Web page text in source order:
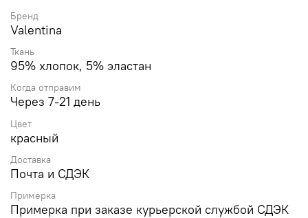
Бренд
Valentina
Ткань
95% хлопок, 5% эластан
Когда отправим
Через 7-21 день
Цвет
красный
Доставка
Почта и СДЭК
Примерка
Примерка при заказе курьерской службой СДЭК